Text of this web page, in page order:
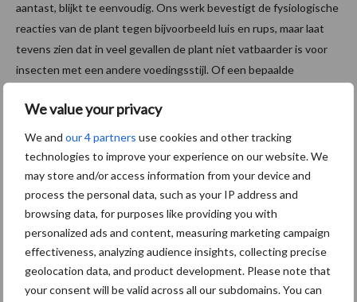
We value your privacy
We and our 4 partners use cookies and other tracking
technologies to improve your experience on our website. We
may store and/or access information from your device and
process the personal data, such as your IP address and
browsing data, for purposes like providing you with
personalized ads and content, measuring marketing campaign
effectiveness, analyzing audience insights, collecting precise
geolocation data, and product development. Please note that
your consent will be valid across all our subdomains. You can
aantast, blijkt te eenvoudig. Ons werk bevestigt de fysiologische
reacties van de plant tegen bijvoorbeeld luis en rups, maar laat
tevens zien dat in veel gevallen de plant niet vatbaarder is voor
insecten met een andere voedingsstijl. Of een bepaalde
voorspeller van de weerbaarheid dan de eigenschappen van de
individuele insectensoorten”, legt Poelman uit.
Bron:WUR
Aanbevolen voor jou! duurzaam
ondernemen
Bruggen bouwen naar Oost-
Europa